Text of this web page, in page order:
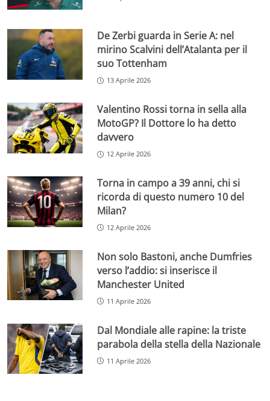
De Zerbi guarda in Serie A: nel
mirino Scalvini dell’Atalanta per il
suo Tottenham
13 Aprile 2026
Valentino Rossi torna in sella alla
MotoGP? Il Dottore lo ha detto
davvero
12 Aprile 2026
Torna in campo a 39 anni, chi si
ricorda di questo numero 10 del
Milan?
12 Aprile 2026
Non solo Bastoni, anche Dumfries
verso l’addio: si inserisce il
Manchester United
11 Aprile 2026
Dal Mondiale alle rapine: la triste
parabola della stella della Nazionale
11 Aprile 2026